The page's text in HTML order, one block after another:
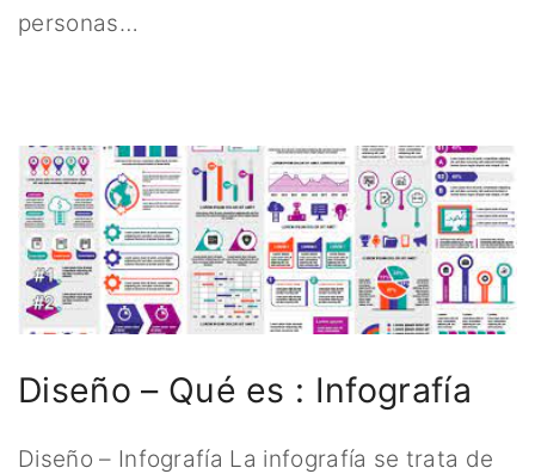
personas…
Diseño – Qué es : Infografía
Diseño – Infografía La infografía se trata de